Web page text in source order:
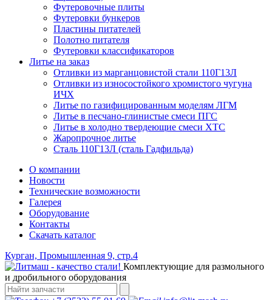
Футеровочные плиты
Футеровки бункеров
Пластины питателей
Полотно питателя
Футеровки классификаторов
Литье на заказ
Отливки из марганцовистой стали 110Г13Л
Отливки из износостойкого хромистого чугуна
ИЧХ
Литье по газифицированным моделям ЛГМ
Литье в песчано-глинистые смеси ПГС
Литье в холодно твердеющие смеси ХТС
Жаропрочное литье
Сталь 110Г13Л (сталь Гадфильда)
О компании
Новости
Технические возможности
Галерея
Оборудование
Контакты
Скачать каталог
Курган, Промышленная 9, стр.4
Комплектующие для размольного
и дробильного оборудования